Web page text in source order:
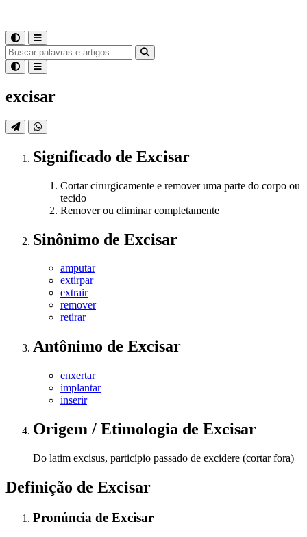
excisar
Significado de Excisar
Cortar cirurgicamente e remover uma parte do corpo ou
tecido
Remover ou eliminar completamente
Sinônimo de Excisar
amputar
extirpar
extrair
remover
retirar
Antônimo de Excisar
enxertar
implantar
inserir
Origem / Etimologia de Excisar
Do latim excisus, particípio passado de excidere (cortar fora)
Definição de Excisar
Pronúncia de Excisar